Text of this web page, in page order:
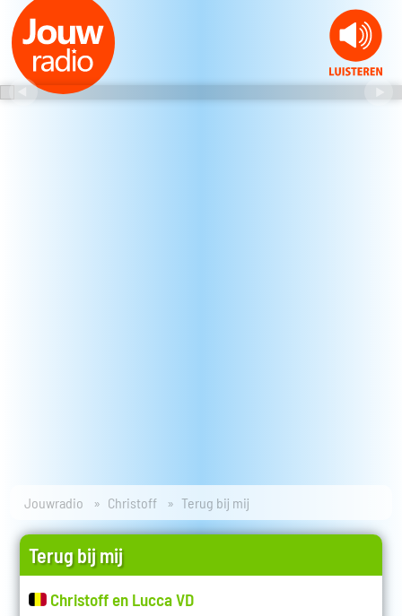
Jouwradio Christoff Terug bij mij
Terug bij mij
Christoff en Lucca VD